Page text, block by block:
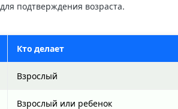
подтверждения возраста.
Кто делает
Взрослый
Взрослый или ребенок